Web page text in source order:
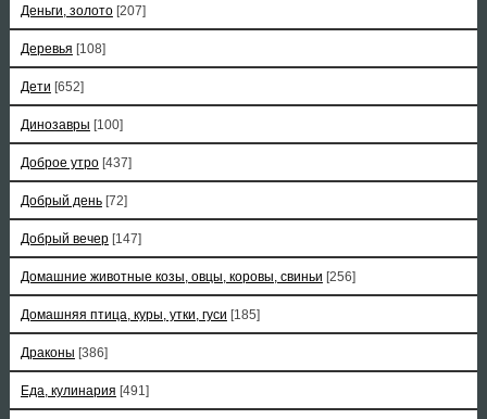
Деньги, золото [207]
Деревья [108]
Дети [652]
Динозавры [100]
Доброе утро [437]
Добрый день [72]
Добрый вечер [147]
Домашние животные козы, овцы, коровы, свиньи [256]
Домашняя птица, куры, утки, гуси [185]
Драконы [386]
Еда, кулинария [491]